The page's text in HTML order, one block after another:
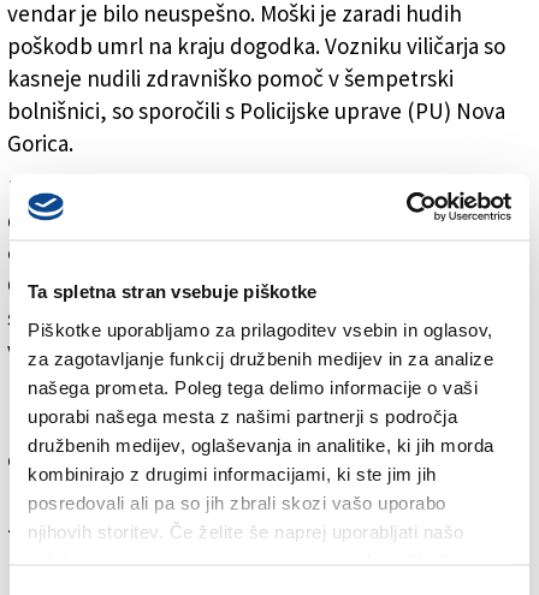
Ta spletna stran vsebuje piškotke
Piškotke uporabljamo za prilagoditev vsebin in oglasov,
za zagotavljanje funkcij družbenih medijev in za analize
našega prometa. Poleg tega delimo informacije o vaši
uporabi našega mesta z našimi partnerji s področja
družbenih medijev, oglaševanja in analitike, ki jih morda
kombinirajo z drugimi informacijami, ki ste jim jih
posredovali ali pa so jih zbrali skozi vašo uporabo
njihovih storitev. Če želite še naprej uporabljati našo
vendar je bilo neuspešno. Moški je zaradi hudih
poškodb umrl na kraju dogodka. Vozniku viličarja so
kasneje nudili zdravniško pomoč v šempetrski
bolnišnici, so sporočili s Policijske uprave (PU) Nova
Gorica.
Na kraju dogodka so bili policisti in kriminalisti, ki so o
dogodku obvestili tudi preiskovalnega sodnika
okrožnega sodišča in okrožno državno tožilko v Novi
Gorici. Odrejena je bila sodna obdukcija na Inštitutu za
sodno medicino v Ljubljani, da bi ugotovili natančen
vzrok smrti. Prav tako so policisti o nesreči obvestili
pristojno delovno inšpekcijsko službo.
Policija nadaljuje zbiranje obvestil in ugotavljanje vseh
okoliščin nesreče. Preiskava poteka v smeri suma
kaznivega dejanja povzročitve smrti iz malomarnosti.
Zaradi interesa preiskave in varstva osebnih podatkov